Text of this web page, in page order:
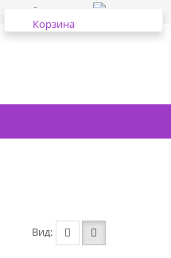
Избранное
Корзина
Вид